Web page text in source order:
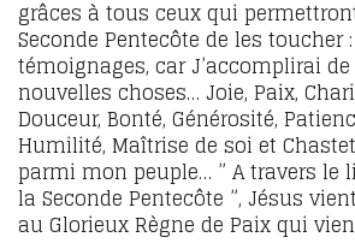
grâces à tous ceux qui
Seconde Pentecôte de les toucher
témoignages, car J’accomplirai
nouvelles choses… Joie, Paix,
Douceur, Bonté, Générosité,
Humilité, Maîtrise de soi et
parmi mon peuple… ” A travers le
la Seconde Pentecôte ”, Jésus
au Glorieux Règne de Paix qui